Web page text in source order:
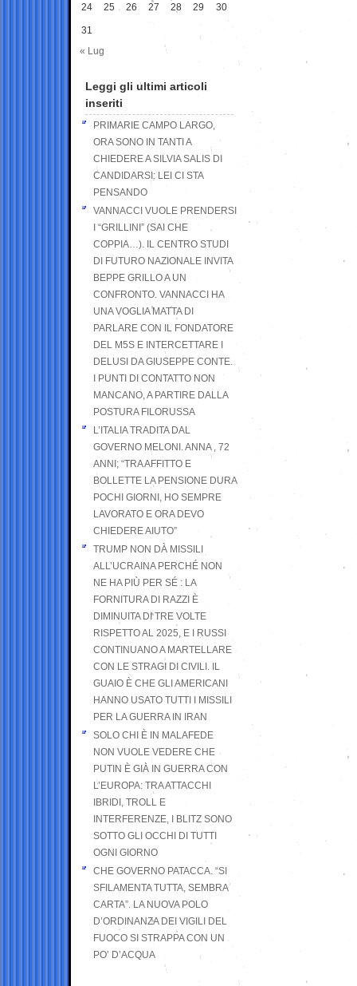
24 25 26 27 28 29 30
31
« Lug
Leggi gli ultimi articoli
inseriti
PRIMARIE CAMPO LARGO,
ORA SONO IN TANTI A
CHIEDERE A SILVIA SALIS DI
CANDIDARSI: LEI CI STA
PENSANDO
VANNACCI VUOLE PRENDERSI
I “GRILLINI” (SAI CHE
COPPIA…). IL CENTRO STUDI
DI FUTURO NAZIONALE INVITA
BEPPE GRILLO A UN
CONFRONTO. VANNACCI HA
UNA VOGLIA MATTA DI
PARLARE CON IL FONDATORE
DEL M5S E INTERCETTARE I
DELUSI DA GIUSEPPE CONTE.
I PUNTI DI CONTATTO NON
MANCANO, A PARTIRE DALLA
POSTURA FILORUSSA
L’ITALIA TRADITA DAL
GOVERNO MELONI. ANNA , 72
ANNI; “TRA AFFITTO E
BOLLETTE LA PENSIONE DURA
POCHI GIORNI, HO SEMPRE
LAVORATO E ORA DEVO
CHIEDERE AIUTO”
TRUMP NON DÀ MISSILI
ALL’UCRAINA PERCHÉ NON
NE HA PIÙ PER SÉ : LA
FORNITURA DI RAZZI È
DIMINUITA DI TRE VOLTE
RISPETTO AL 2025, E I RUSSI
CONTINUANO A MARTELLARE
CON LE STRAGI DI CIVILI. IL
GUAIO È CHE GLI AMERICANI
HANNO USATO TUTTI I MISSILI
PER LA GUERRA IN IRAN
SOLO CHI È IN MALAFEDE
NON VUOLE VEDERE CHE
PUTIN È GIÀ IN GUERRA CON
L’EUROPA: TRA ATTACCHI
IBRIDI, TROLL E
INTERFERENZE, I BLITZ SONO
SOTTO GLI OCCHI DI TUTTI
OGNI GIORNO
CHE GOVERNO PATACCA. “SI
SFILAMENTA TUTTA, SEMBRA
CARTA”. LA NUOVA POLO
D’ORDINANZA DEI VIGILI DEL
FUOCO SI STRAPPA CON UN
PO’ D’ACQUA